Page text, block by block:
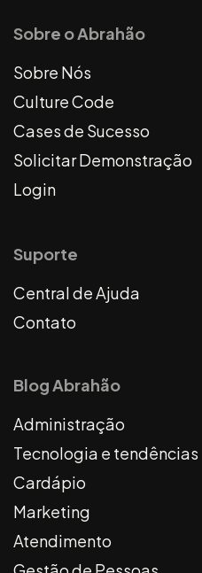
Sobre o Abrahão
Sobre Nós
Culture Code
Cases de Sucesso
Solicitar Demonstração
Login
Suporte
Central de Ajuda
Contato
Blog Abrahão
Administração
Tecnologia e tendências
Cardápio
Marketing
Atendimento